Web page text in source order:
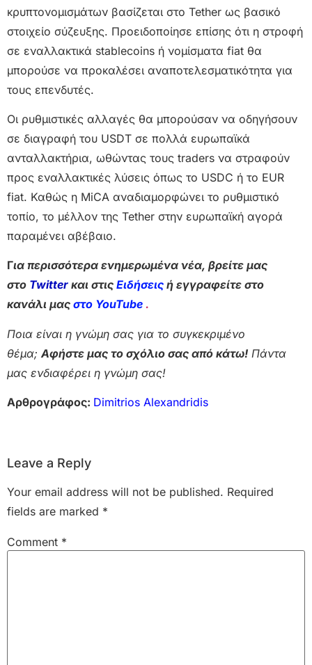
κρυπτονομισμάτων βασίζεται στο Tether ως βασικό
στοιχείο σύζευξης. Προειδοποίησε επίσης ότι η στροφή
σε εναλλακτικά stablecoins ή νομίσματα fiat θα
μπορούσε να προκαλέσει αναποτελεσματικότητα για
τους επενδυτές.
Οι ρυθμιστικές αλλαγές θα μπορούσαν να οδηγήσουν
σε διαγραφή του USDT σε πολλά ευρωπαϊκά
ανταλλακτήρια, ωθώντας τους traders να στραφούν
προς εναλλακτικές λύσεις όπως το USDC ή το EUR
fiat. Καθώς η MiCA αναδιαμορφώνει το ρυθμιστικό
τοπίο, το μέλλον της Tether στην ευρωπαϊκή αγορά
παραμένει αβέβαιο.
Για περισσότερα ενημερωμένα νέα, βρείτε μας
στο Twitter και στις Ειδήσεις ή εγγραφείτε στο
κανάλι μας στο YouTube .
Ποια είναι η γνώμη σας για το συγκεκριμένο
θέμα; Αφήστε μας το σχόλιο σας από κάτω! Πάντα
μας ενδιαφέρει η γνώμη σας!
Αρθρογράφος: Dimitrios Alexandridis
Leave a Reply
Your email address will not be published. Required
fields are marked *
Comment *